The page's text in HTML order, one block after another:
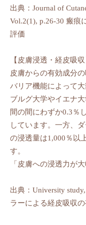
出典：Journal of
Vol.2(1), p.26-30 瘢痕
評価
【皮膚浸透・経皮吸収
皮膚からの有効成分
バリア機能によって
ブルグ大学やイエナ
間の間にわずか0.3％
しています。一方、
の浸透量は1,000％以
す。
「皮膚への浸透力が大
出典：University
ラーによる経皮吸収